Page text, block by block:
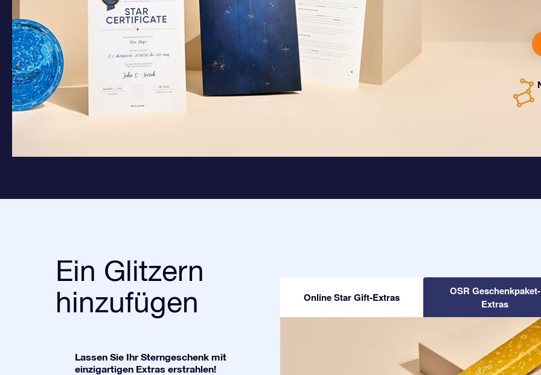
Ein Glitzern
hinzufügen
Lassen Sie Ihr Sterngeschenk mit
einzigartigen Extras erstrahlen!
Online Star Gift-Extras
OSR Geschenkpaket-
Extras